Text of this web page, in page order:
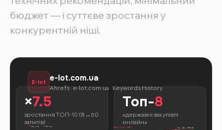
бюджет — і суттєве зростання у
конкурентній ніші.
E-lot e-lot.com.ua
Ahrefs · e-lot.com.ua · Keywords History
Старт (1 лют. 2026) Пік: 68 у ТОП-10
ТОП 4-10 ТОП 1-3
×7.5
зростання ТОП-10 (8→60
запитів)
Топ-8
«державні закупівлі
онлайн»